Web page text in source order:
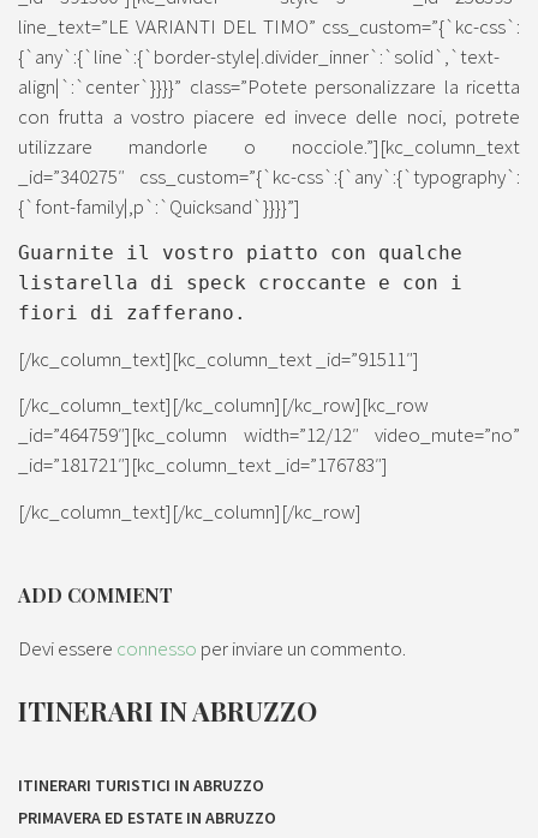
line_text=”LE VARIANTI DEL TIMO” css_custom=”{`kc-css`:
{`any`:{`line`:{`border-style|.divider_inner`:`solid`,`text-
align|`:`center`}}}}” class=”Potete personalizzare la ricetta
con frutta a vostro piacere ed invece delle noci, potrete
utilizzare mandorle o nocciole.”][kc_column_text
_id=”340275″ css_custom=”{`kc-css`:{`any`:{`typography`:
{`font-family|,p`:`Quicksand`}}}}”]
Guarnite il vostro piatto con qualche
listarella di speck croccante e con i
fiori di zafferano.
[/kc_column_text][kc_column_text _id=”91511″]
[/kc_column_text][/kc_column][/kc_row][kc_row
_id=”464759″][kc_column width=”12/12″ video_mute=”no”
_id=”181721″][kc_column_text _id=”176783″]
[/kc_column_text][/kc_column][/kc_row]
ADD COMMENT
Devi essere connesso per inviare un commento.
ITINERARI IN ABRUZZO
ITINERARI TURISTICI IN ABRUZZO
PRIMAVERA ED ESTATE IN ABRUZZO